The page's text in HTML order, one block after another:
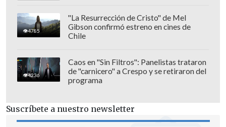
4785
"La Resurrección de Cristo" de Mel
Gibson confirmó estreno en cines de
Chile
4236
Caos en "Sin Filtros": Panelistas trataron
de "carnicero" a Crespo y se retiraron del
programa
Suscríbete a nuestro newsletter